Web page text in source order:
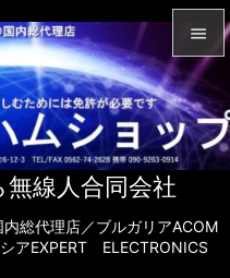
線人合同会社
総代理店／ブルガリアACOM
アEXPERT ELECTRONICS


メニュ

サイド
